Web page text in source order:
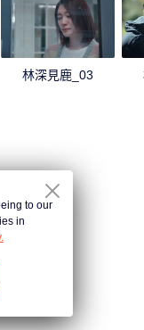
機。更巧合的是，她的前
緣下，原本就不想二人離
複合。林紹濤這廂要在職
招，更別提還有自家損
就此一別兩寬，林紹濤
林深見鹿_03
to our
in